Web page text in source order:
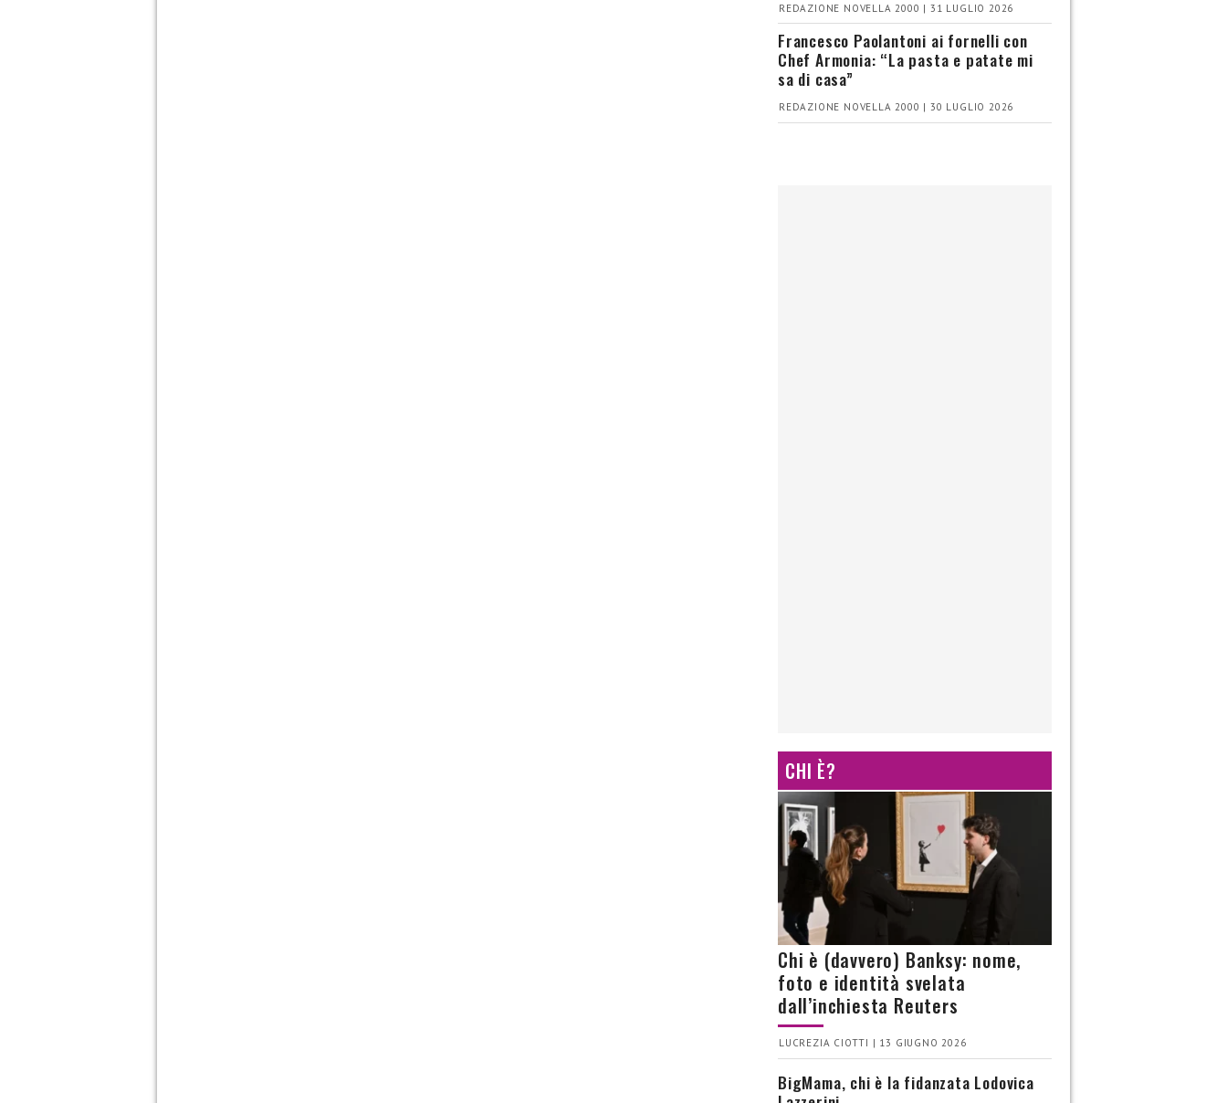
REDAZIONE NOVELLA 2000 | 31 LUGLIO 2026
Francesco Paolantoni ai fornelli con
Chef Armonia: “La pasta e patate mi
sa di casa”
REDAZIONE NOVELLA 2000 | 30 LUGLIO 2026
CHI È?
Chi è (davvero) Banksy: nome,
foto e identità svelata
dall’inchiesta Reuters
LUCREZIA CIOTTI | 13 GIUGNO 2026
BigMama, chi è la fidanzata Lodovica